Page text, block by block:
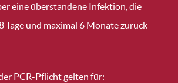
eine überstandene Infektion, die
Tage und maximal 6 Monate zurück
PCR-Pflicht gelten für: